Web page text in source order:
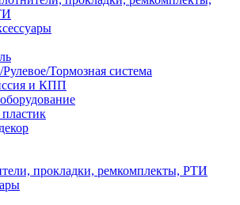
Тормозная система
и КПП
прокладки, ремкомплекты, РТИ